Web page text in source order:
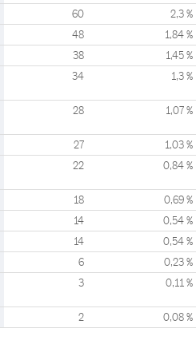
60 2,3 %
48 1,84 %
38 1,45 %
34 1,3 %
28 1,07 %
27 1,03 %
22 0,84 %
18 0,69 %
14 0,54 %
14 0,54 %
6 0,23 %
3 0,11 %
2 0,08 %